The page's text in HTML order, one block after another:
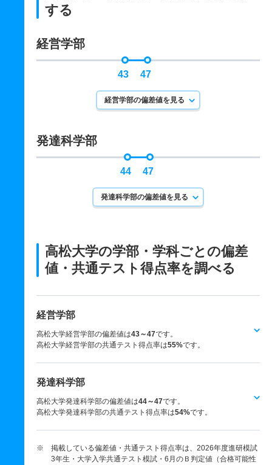
する
経営学部
43 47
経営学部の偏差値を見る
発達科学部
44 47
発達科学部の偏差値を見る
高松大学の学部・学科ごとの偏差
値・共通テスト得点率を調べる
経営学部
高松大学経営学部の偏差値は43～47です。
高松大学経営学部の共通テスト得点率は55%です。
発達科学部
高松大学発達科学部の偏差値は44～47です。
高松大学発達科学部の共通テスト得点率は54%です。
※ 掲載している偏差値・共通テスト得点率は、2026年度進研模試
3年生・大学入学共通テスト模試・6月のＢ判定値（合格可能性